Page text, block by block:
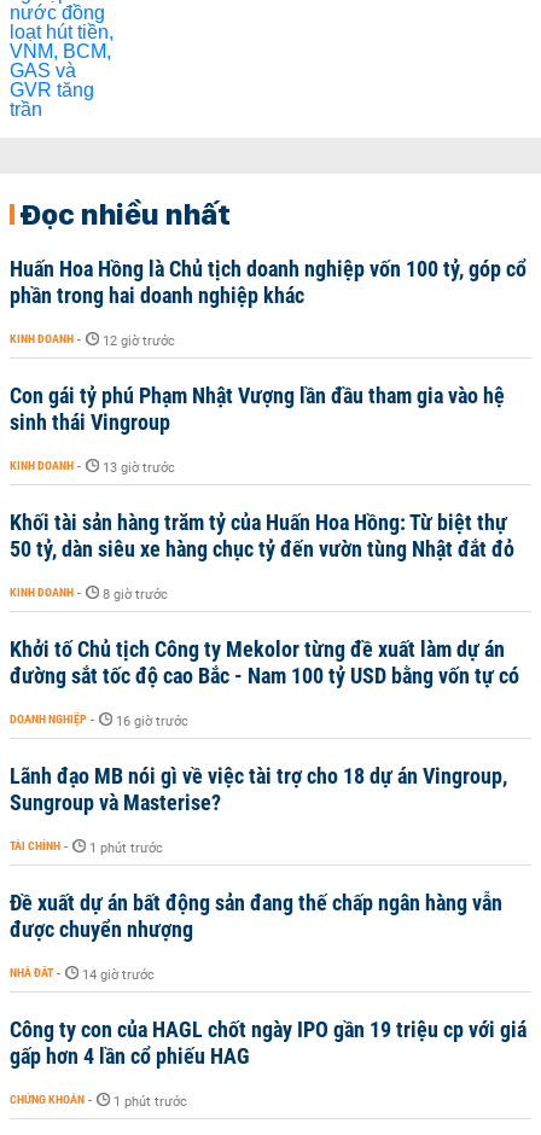
Đọc nhiều nhất
Huấn Hoa Hồng là Chủ tịch doanh nghiệp vốn 100 tỷ, góp cổ
phần trong hai doanh nghiệp khác
KINH DOANH - 12 giờ trước
Con gái tỷ phú Phạm Nhật Vượng lần đầu tham gia vào hệ
sinh thái Vingroup
KINH DOANH - 13 giờ trước
Khối tài sản hàng trăm tỷ của Huấn Hoa Hồng: Từ biệt thự
50 tỷ, dàn siêu xe hàng chục tỷ đến vườn tùng Nhật đắt đỏ
KINH DOANH - 8 giờ trước
Khởi tố Chủ tịch Công ty Mekolor từng đề xuất làm dự án
đường sắt tốc độ cao Bắc - Nam 100 tỷ USD bằng vốn tự có
DOANH NGHIỆP - 16 giờ trước
Lãnh đạo MB nói gì về việc tài trợ cho 18 dự án Vingroup,
Sungroup và Masterise?
TÀI CHÍNH - 1 phút trước
Đề xuất dự án bất động sản đang thế chấp ngân hàng vẫn
được chuyển nhượng
NHÀ ĐẤT - 14 giờ trước
Công ty con của HAGL chốt ngày IPO gần 19 triệu cp với giá
gấp hơn 4 lần cổ phiếu HAG
CHỨNG KHOÁN - 1 phút trước